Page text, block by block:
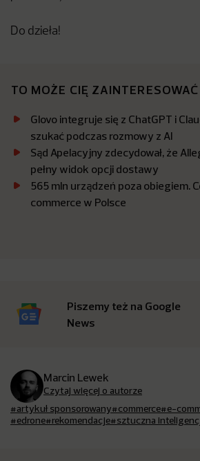
Do dzieła!
TO MOŻE CIĘ ZAINTERESOWAĆ
Glovo integruje się z ChatGPT i
szukać podczas rozmowy z AI
Sąd Apelacyjny zdecydował, że
pełny widok opcji dostawy
565 mln urządzeń poza obiegiem.
commerce w Polsce
Piszemy też na Google
News
Marcin Lewek
Czytaj więcej o autorze
#artykuł sponsorowany#commerce#e-
#edrone#rekomendacje#sztuczna